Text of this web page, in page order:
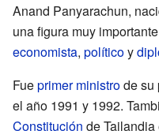
Anand Panyarachun,
una figura muy
economista, políticoy
Fueprimer ministrode su
el año 1991 y 1992.
Constitución de Tailandia